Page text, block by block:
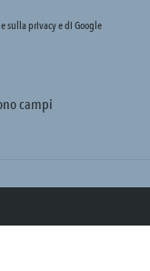
sulla privacy edi Google
campi